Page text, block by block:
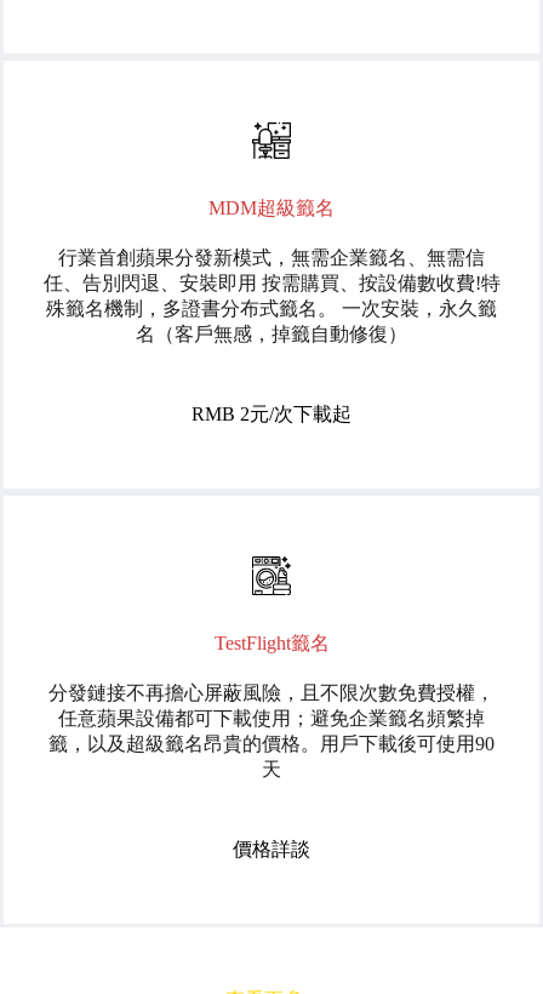
MDM超級籤名
行業首創蘋果分發新模式，無需企業籤名、無需信
任、告別閃退、安裝即用 按需購買、按設備數收費!特
殊籤名機制，多證書分布式籤名。 一次安裝，永久籤
名（客戶無感，掉籤自動修復）
RMB 2元/次下載起
TestFlight籤名
分發鏈接不再擔心屏蔽風險，且不限次數免費授權，
任意蘋果設備都可下載使用；避免企業籤名頻繁掉
籤，以及超級籤名昂貴的價格。用戶下載後可使用90
天
價格詳談